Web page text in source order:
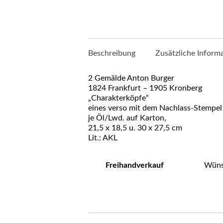
Beschreibung Zusätzliche
2 Gemälde Anton Burger
1824 Frankfurt – 1905 Kronberg
„Charakterköpfe“
eines verso mit dem Nachlass-Stempel
je Öl/Lwd. auf Karton,
21,5 x 18,5 u. 30 x 27,5 cm
Lit.: AKL
Freihandverkauf